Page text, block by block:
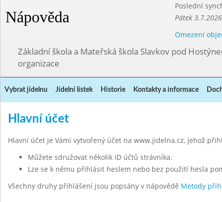
Nápověda
Poslední
Pátek
Omezení
Základní škola a Mateřská škola Slavkov pod
organizace
Vybrat jídelnu Jídelní lístek Historie Kontakty a informace
Hlavní účet
Hlavní účet je Vámi vytvořený účet na www.jidelna.cz, jehož
Můžete sdružovat několik ID účtů strávníka.
Lze se k němu přihlásit heslem nebo bez použití hesla
Všechny druhy přihlášení jsou popsány v nápovědě Metody